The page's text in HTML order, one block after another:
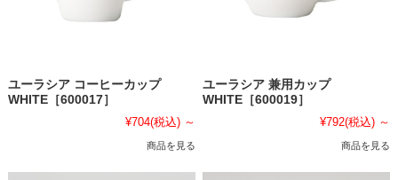
ユーラシア コーヒーカップ
WHITE［600017］
¥704(税込) ～
商品を見る
ユーラシア 兼用カップ
WHITE［600019］
¥792(税込) ～
商品を見る